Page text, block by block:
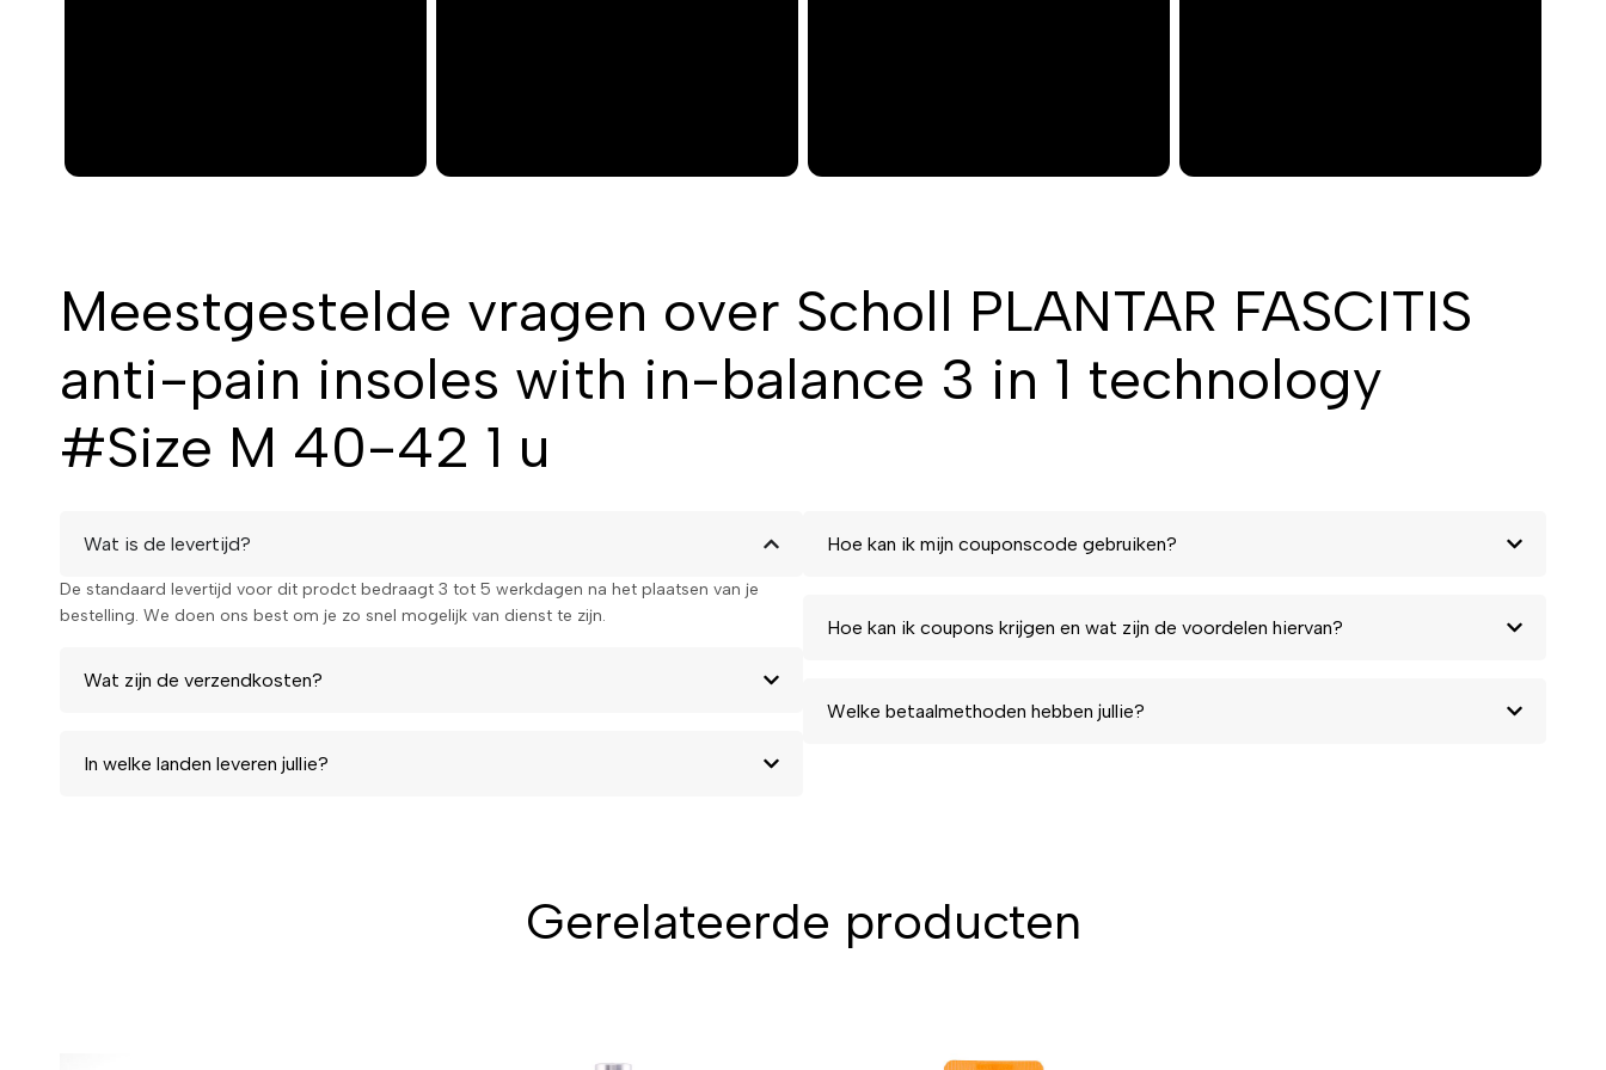
Meestgestelde vragen over Scholl PLANTAR FASCITIS
anti-pain insoles with in-balance 3 in 1 technology
#Size M 40-42 1 u
Wat is de levertijd?
De standaard levertijd voor dit prodct bedraagt 3 tot 5 werkdagen na het plaatsen van je
bestelling. We doen ons best om je zo snel mogelijk van dienst te zijn.
Wat zijn de verzendkosten?
In welke landen leveren jullie?
Hoe kan ik mijn couponscode gebruiken?
Hoe kan ik coupons krijgen en wat zijn de voordelen hiervan?
Welke betaalmethoden hebben jullie?
Gerelateerde producten